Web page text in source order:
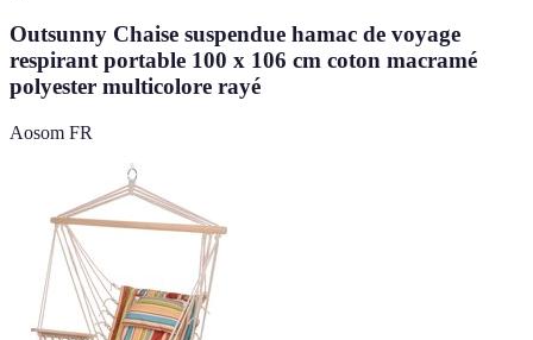
Outsunny Chaise suspendue hamac de voyage
respirant portable 100 x 106 cm coton macramé
polyester multicolore rayé
Aosom FR